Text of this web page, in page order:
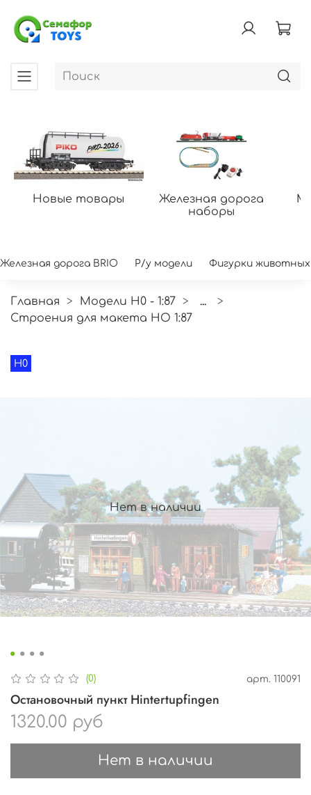
Новые товары
Железная дорога
наборы
Железная дорога BRIO Р/у модели Фигурки животных
Главная Модели H0 - 1:87
...
Строения для макета HO 1:87
Нет в наличии
H0
(0) арт. 110091
Остановочный пункт Hintertupfingen
1320.00 руб
Нет в наличии